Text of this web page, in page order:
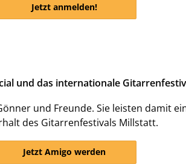
Jetzt anmelden!
und das internationale
und Freunde. Sie leisten damit
des Gitarrenfestivals Millstatt.
Jetzt Amigo werden